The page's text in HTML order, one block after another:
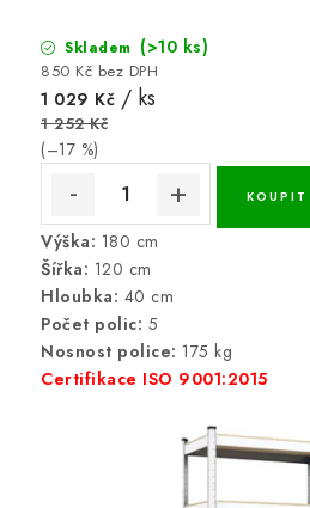
Skladem (>10 ks)
850 Kč bez DPH
1 029 Kč / ks
1 252 Kč
(–17 %)
Výška: 180 cm
Šířka: 120 cm
Hloubka: 40 cm
Počet polic: 5
Nosnost police: 175 kg
Certifikace ISO 9001:2015